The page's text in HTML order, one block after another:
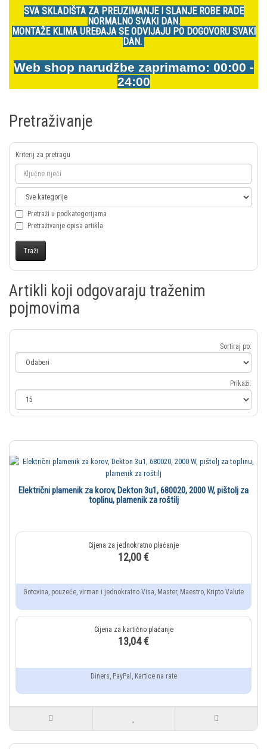
SVA SKLADIŠTA ZA PREUZIMANJE I SLANJE ROBE RADE
NORMALNO SVAKI DAN.
MONTAŽE KLIMA UREĐAJA SE ODVIJAJU PO DOGOVORU SVAKI
DAN.
Web shop narudžbe zaprimamo: 00:00 -
24:00
Pretraživanje
Kriterij za pretragu
Pretraži u podkategorijama
Pretraživanje opisa artikla
Artikli koji odgovaraju traženim
pojmovima
Sortiraj po:
Prikaži:
Električni plamenik za korov, Dekton 3u1, 680020, 2000 W, pištolj za
toplinu, plamenik za roštilj
12,00 €
Gotovina, pouzeće, virman i jednokratno Visa, Master, Maestro, Kripto Valute
13,04 €
Diners, PayPal, Kartice na rate